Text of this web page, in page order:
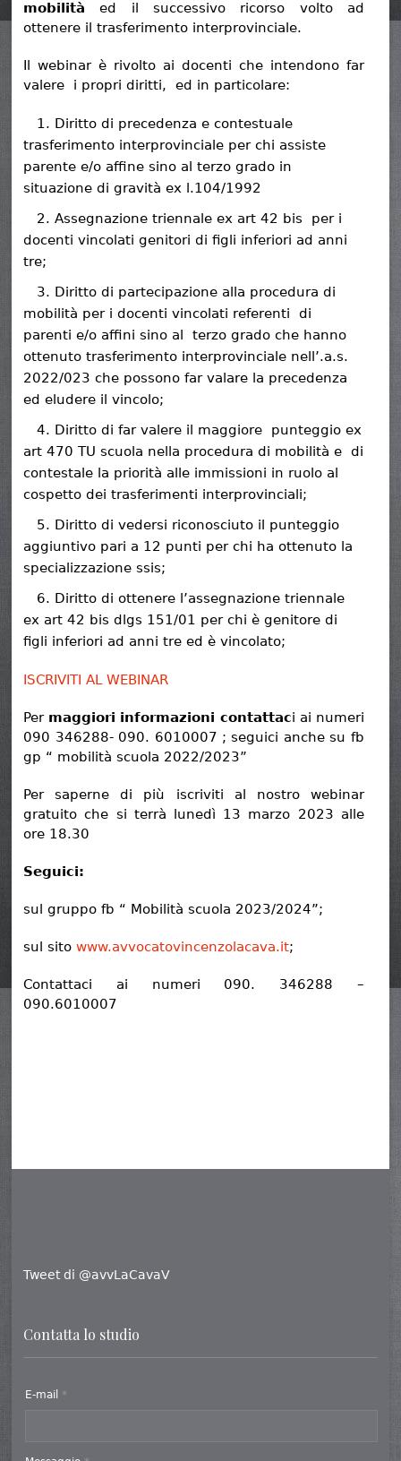
mobilità ed il successivo ricorso volto ad
ottenere il trasferimento interprovinciale.
Il webinar è rivolto ai docenti che intendono far
valere i propri diritti, ed in particolare:
Diritto di precedenza e contestuale
trasferimento interprovinciale per chi assiste
parente e/o affine sino al terzo grado in
situazione di gravità ex l.104/1992
Assegnazione triennale ex art 42 bis per i
docenti vincolati genitori di figli inferiori ad anni
tre;
Diritto di partecipazione alla procedura di
mobilità per i docenti vincolati referenti di
parenti e/o affini sino al terzo grado che hanno
ottenuto trasferimento interprovinciale nell’.a.s.
2022/023 che possono far valare la precedenza
ed eludere il vincolo;
Diritto di far valere il maggiore punteggio ex
art 470 TU scuola nella procedura di mobilità e di
contestale la priorità alle immissioni in ruolo al
cospetto dei trasferimenti interprovinciali;
Diritto di vedersi riconosciuto il punteggio
aggiuntivo pari a 12 punti per chi ha ottenuto la
specializzazione ssis;
Diritto di ottenere l’assegnazione triennale
ex art 42 bis dlgs 151/01 per chi è genitore di
figli inferiori ad anni tre ed è vincolato;
ISCRIVITI AL WEBINAR
Per maggiori informazioni contattaci ai numeri
090 346288- 090. 6010007 ; seguici anche su fb
gp “ mobilità scuola 2022/2023”
Per saperne di più iscriviti al nostro webinar
gratuito che si terrà lunedì 13 marzo 2023 alle
ore 18.30
Seguici:
sul gruppo fb “ Mobilità scuola 2023/2024”;
sul sitowww.avvocatovincenzolacava.it;
Contattaci ai numeri 090. 346288 –
090.6010007
Tweet di @avvLaCavaV
Contatta lo studio
E-mail *